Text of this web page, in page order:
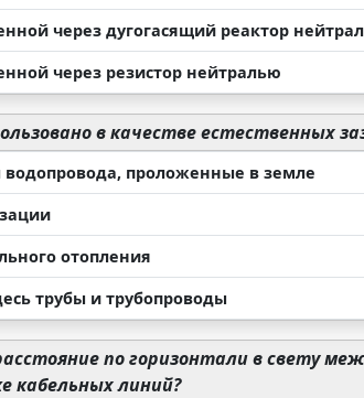
через дугогасящий реактор
через резистор нейтралью
в качестве естественных
проложенные в земле
отопления
трубы и трубопроводы
по горизонтали в свету
кабельных линий?